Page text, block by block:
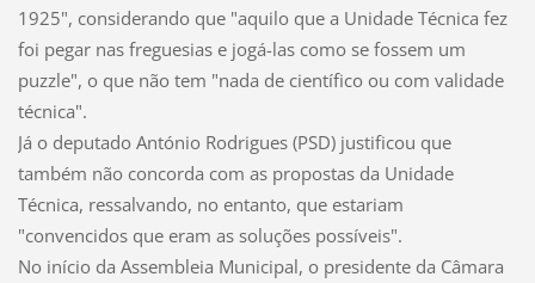
1925", considerando que "aquilo que a Unidade Técnica fez
foi pegar nas freguesias e jogá-las como se fossem um
puzzle", o que não tem "nada de científico ou com validade
técnica".
Já o deputado António Rodrigues (PSD) justificou que
também não concorda com as propostas da Unidade
Técnica, ressalvando, no entanto, que estariam
"convencidos que eram as soluções possíveis".
No início da Assembleia Municipal, o presidente da Câmara